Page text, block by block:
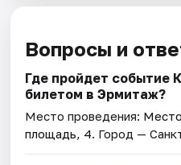
Вопросы и
Где пройдет событие
билетом в Эрмитаж?
Место проведения:
площадь, 4. Город —